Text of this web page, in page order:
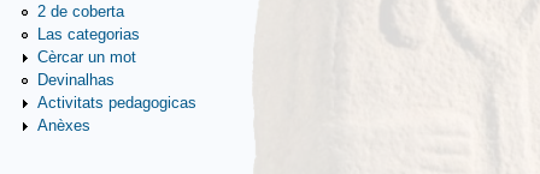
2 de coberta
Las categorias
Cèrcar un mot
Devinalhas
Activitats pedagogicas
Anèxes